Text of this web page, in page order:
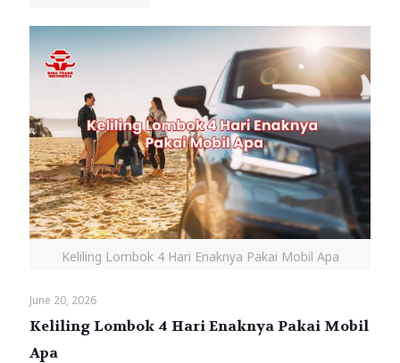
Keliling Lombok 4 Hari Enaknya Pakai Mobil Apa
June 20, 2026
Keliling Lombok 4 Hari Enaknya Pakai Mobil
Apa